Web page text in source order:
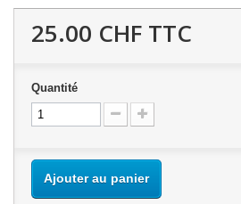
25.00 CHF TTC
Quantité
Ajouter au panier